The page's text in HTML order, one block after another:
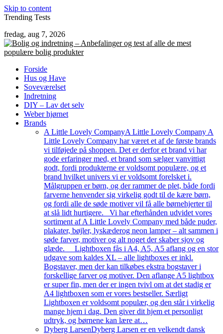
Skip to content
Trending Tests
fredag, aug 7, 2026
Forside
Hus og Have
Soveværelset
Indretning
DIY – Lav det selv
Weber hjørnet
Brands
A Little Lovely CompanyA Little Lovely Company A
Little Lovely Company har været et af de første brands
vi tilføjede på shoppen. Det er derfor et brand vi har
gode erfaringer med, et brand som sælger vanvittigt
godt, fordi produkterne er voldsomt populære, og et
brand hvilket univers vi er voldsomt forelsket i.
Målgruppen er børn, og der rammer de plet, både fordi
farverne henvender sig virkelig godt til de kære børn,
og fordi alle de søde motiver vil få alle børnehjerter til
at slå lidt hurtigere. Vi har efterhånden udvidet vores
sortiment af A Little Lovely Company med både puder,
plakater, bøjler, lyskæderog neon lamper – alt sammen i
søde farver, motiver og alt noget der skaber sjov og
glæde. Lightboxen fås i A4, A5, A5 aflang og en stor
udgave som kaldes XL – alle lightboxes er inkl.
Bogstaver, men der kan tilkøbes ekstra bogstaver i
forskellige farver og motiver. Den aflange A5 lightbox
er super fin, men der er ingen tvivl om at det stadig er
A4 lightboxen som er vores bestseller. Særligt
Lightboxen er voldsomt populær, og den står i virkelig
mange hjem i dag. Den giver dit hjem et personligt
udtryk, og børnene kan lære at…
Dyberg LarsenDyberg Larsen er en velkendt dansk